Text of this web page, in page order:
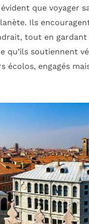
que voyager
Ils
tout en
qu’ils soutiennent
écolos, engagés